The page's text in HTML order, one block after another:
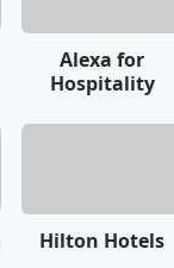
Alexa for
Hospitality
Hilton Hotels